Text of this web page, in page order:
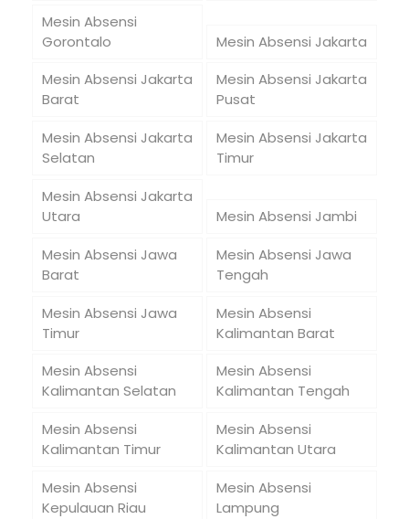
Mesin Absensi
Gorontalo
Mesin Absensi Jakarta
Mesin Absensi Jakarta
Barat
Mesin Absensi Jakarta
Pusat
Mesin Absensi Jakarta
Selatan
Mesin Absensi Jakarta
Timur
Mesin Absensi Jakarta
Utara
Mesin Absensi Jambi
Mesin Absensi Jawa
Barat
Mesin Absensi Jawa
Tengah
Mesin Absensi Jawa
Timur
Mesin Absensi
Kalimantan Barat
Mesin Absensi
Kalimantan Selatan
Mesin Absensi
Kalimantan Tengah
Mesin Absensi
Kalimantan Timur
Mesin Absensi
Kalimantan Utara
Mesin Absensi
Kepulauan Riau
Mesin Absensi
Lampung